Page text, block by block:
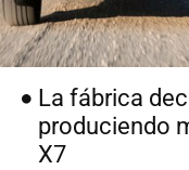
La fábrica
produciendo
X7